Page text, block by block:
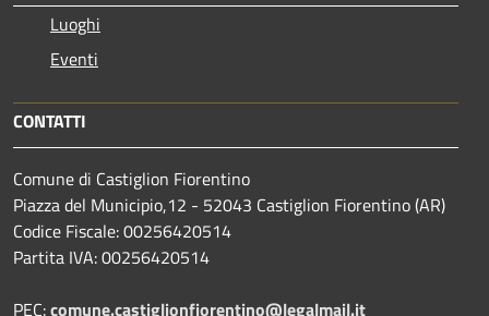
Luoghi
Eventi
CONTATTI
Comune di Castiglion Fiorentino
Piazza del Municipio,12 - 52043 Castiglion Fiorentino (AR)
Codice Fiscale: 00256420514
Partita IVA: 00256420514
PEC:comune.castiglionfiorentino@legalmail.it